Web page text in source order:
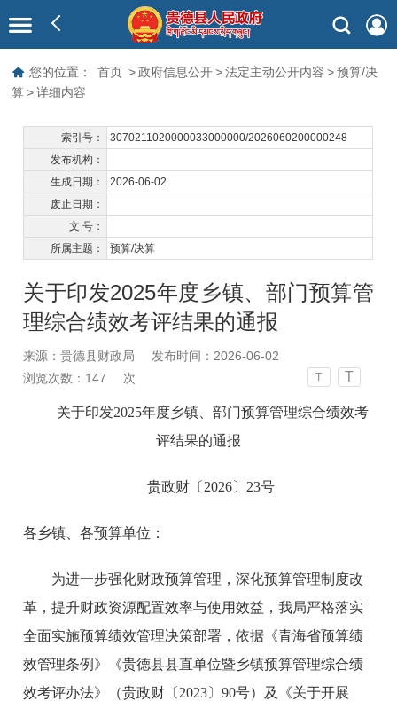
您的位置： 首页 > 政府信息公开 > 法定主动公开内容 > 预算/决
算 > 详细内容
索引号：
3070211020000033000000/2026060200000248
发布机构：
生成日期：
2026-06-02
废止日期：
文 号：
所属主题：
预算/决算
关于印发2025年度乡镇、部门预算管
理综合绩效考评结果的通报
来源：贵德县财政局
发布时间：2026-06-02
浏览次数： 147 次 T T
关于印发2025年度乡镇、部门预算管理综合绩效考
评结果的通报
贵政财〔2026〕23号
各乡镇、各预算单位：
为进一步强化财政预算管理，深化预算管理制度改
革，提升财政资源配置效率与使用效益，我局严格落实
全面实施预算绩效管理决策部署，依据《青海省预算绩
效管理条例》《贵德县县直单位暨乡镇预算管理综合绩
效考评办法》（贵政财〔2023〕90号）及《关于开展